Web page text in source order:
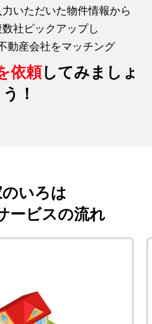
いただいた物件情報から
社ピックアップし
動産会社をマッチング
依頼してみましょ
う！
いろは
ービスの流れ